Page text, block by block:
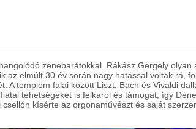
zenebarátokkal. Rákász Gergely olyan
az elmúlt 30 év során nagy hatással voltak rá,
A templom falai között Liszt, Bach és Vivaldi
tehetségeket is felkarol és támogat, így
kísérte az orgonaművészt és saját